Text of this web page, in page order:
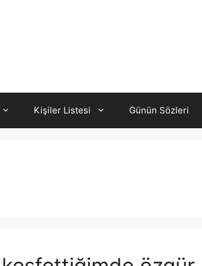
Kişiler Listesi Günün Sözleri